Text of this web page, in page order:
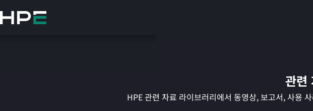
요
관련
HPE 관련 자료 라이브러리에서 동영상, 보고서, 사용